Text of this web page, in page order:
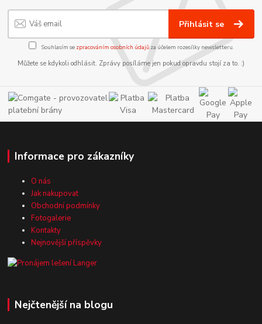
Přihlásit se
Souhlasím se zpracováním osobních údajůza účelem rozesílky newsletteru.
Můžete se kdykoli odhlásit. Zprávy posíláme jen pokud opravdu stojí za to. :)
Informace pro zákazníky
O nás
Jak nakupovat
Obchodní podmínky
Fotogalerie
Kontakty
Nejnovější příspěvky
Nejčtenější na blogu